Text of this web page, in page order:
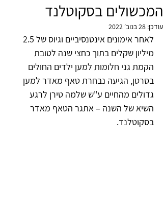
המכשולים בסקוטלנד
עודכן: 28 בנוב׳ 2022
מיליון שקלים בתוך כחצי שנה לטובת
הקמת גני חלומות למען ילדים החולים
בסרטן, הגיעה נבחרת טאף מאדר למען
גדולים מהחיים ע"ש שלמה טירן לרגע
השיא של השנה – אתגר הטאף מאדר
בסקוטלנד.